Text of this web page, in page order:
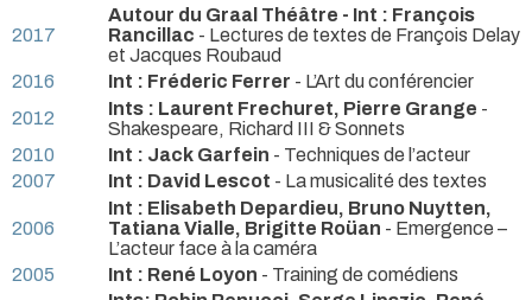
2017
Autour du Graal Théâtre - Int : François
Rancillac - Lectures de textes de François Delay
et Jacques Roubaud
2016
Int : Fréderic Ferrer - L’Art du conférencier
2012
Ints : Laurent Frechuret, Pierre Grange -
Shakespeare, Richard III & Sonnets
2010
Int : Jack Garfein - Techniques de l’acteur
2007
Int : David Lescot - La musicalité des textes
2006
Int : Elisabeth Depardieu, Bruno Nuytten,
Tatiana Vialle, Brigitte Roüan - Emergence –
L’acteur face à la caméra
2005
Int : René Loyon - Training de comédiens